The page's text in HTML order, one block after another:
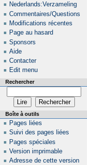
Nederlands:Verzameling
Commentaires/Questions
Modifications récentes
Page au hasard
Sponsors
Aide
Contacter
Edit menu
Rechercher
Boîte à outils
Pages liées
Suivi des pages liées
Pages spéciales
Version imprimable
Adresse de cette version